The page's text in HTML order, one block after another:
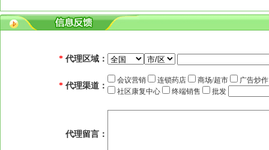
* 代理区域：
* 代理渠道：
会议营销 连锁药店 商场/超市
广告炒
社区康复中心
终端销售 批发
代理留言：